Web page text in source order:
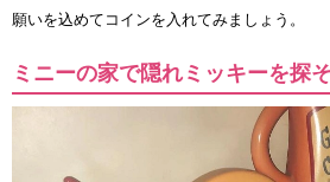
願いを込めてコインを入れてみましょう。
ミニーの家で隠れミッキーを探